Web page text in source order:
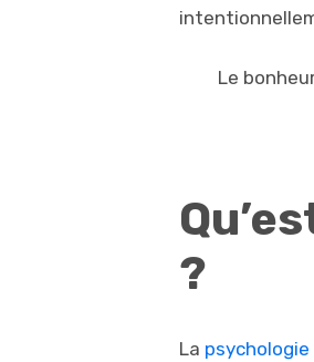
Le
?
La